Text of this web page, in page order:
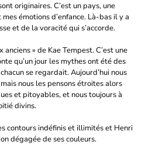
originaires. C’est un pays, une
émotions d’enfance. Là-bas il y a
et de la voracité qui s’accorde.
» de Kae Tempest. C’est une
qu’un jour les mythes ont été des
se regardait. Aujourd’hui nous
nous les pensons étroites alors
et pitoyables, et nous toujours à
divins.
contours indéfinis et illimités et Henri
dégagée de ses couleurs.